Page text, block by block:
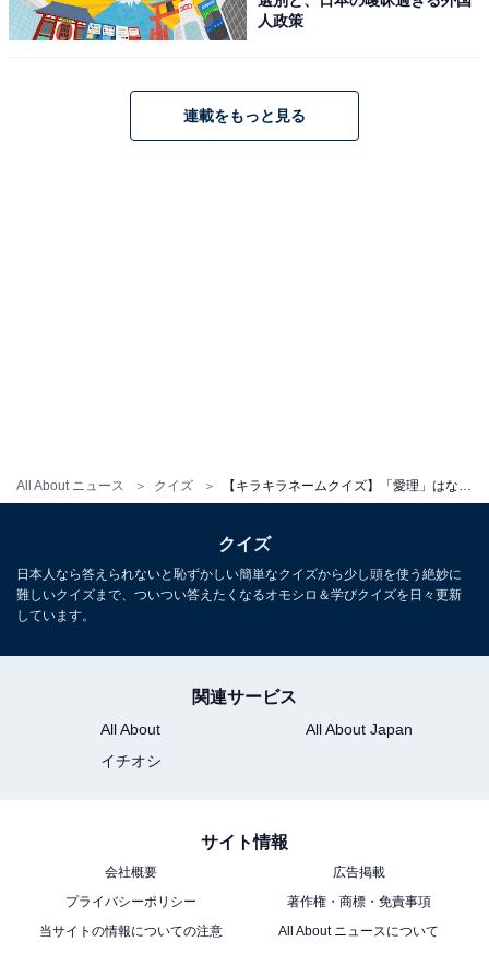
All About ニュース クイズ
人政策
連載をもっと見る
クイズ
日本人なら答えられないと恥ずかしい簡単なクイズから少し頭を使う絶妙に
難しいクイズまで、ついつい答えたくなるオモシロ＆学びクイズを日々更新
しています。
関連サービス
All About
All About Japan
イチオシ
サイト情報
会社概要
広告掲載
プライバシーポリシー
著作権・商標・免責事項
当サイトの情報についての注意
All About ニュースについて